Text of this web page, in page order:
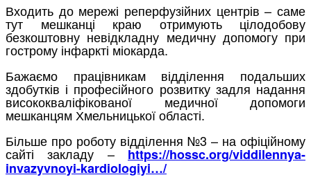
Входить до мережі реперфузійних центрів – саме
тут мешканці краю отримують цілодобову
безкоштовну невідкладну медичну допомогу при
гострому інфаркті міокарда.
Бажаємо працівникам відділення подальших
здобутків і професійного розвитку задля надання
висококваліфікованої медичної допомоги
мешканцям Хмельницької області.
Більше про роботу відділення №3 – на офіційному
сайті закладу – https://hossc.org/viddilennya-
invazyvnoyi-kardiologiyi…/